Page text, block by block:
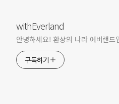
withEverland
안녕하세요! 환상의 나라 에버랜드
구독하기